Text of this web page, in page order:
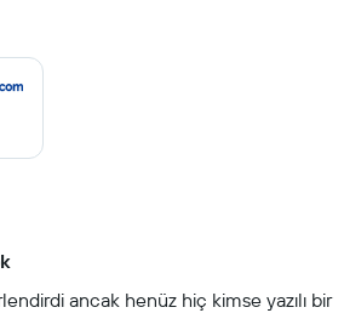
ancak henüz hiç kimse yazılı bir